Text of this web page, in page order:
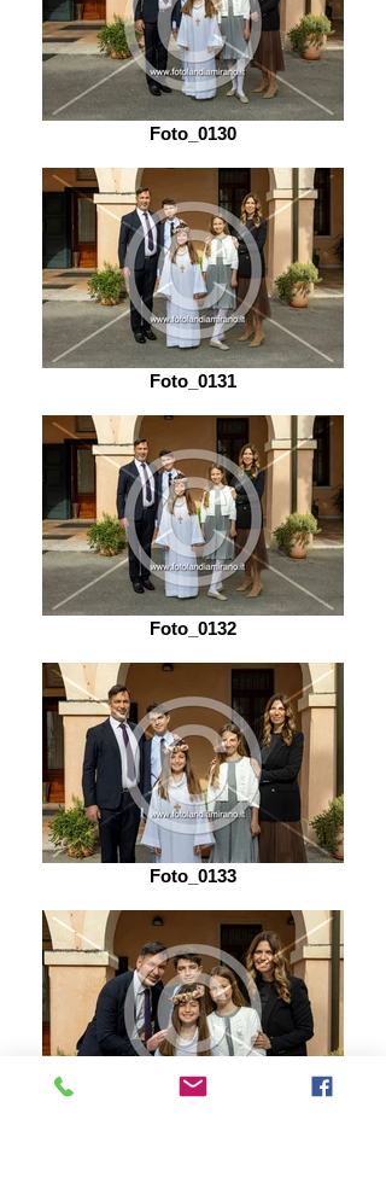
Foto_0130
Foto_0131
Foto_0132
Foto_0133